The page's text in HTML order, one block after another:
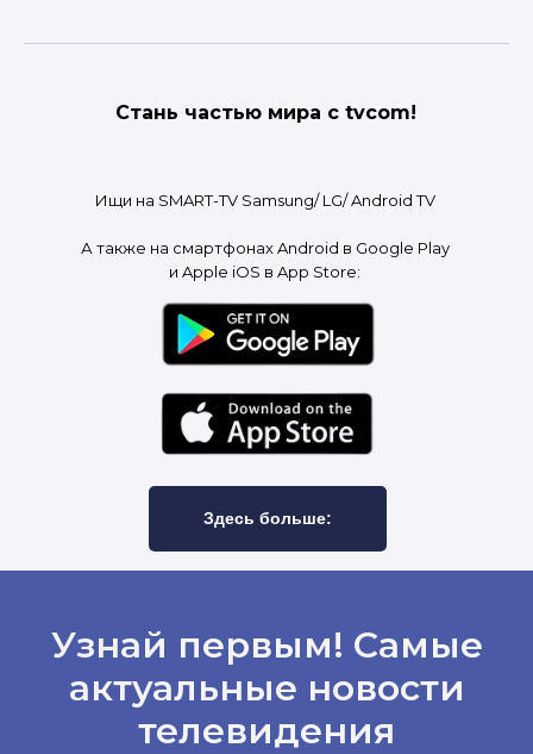
Стань частью мира с tvcom!
Ищи на SMART-TV Samsung/ LG/ Android TV
А также на смартфонах Android в Google Play
и Apple iOS в App Store:
Здесь больше:
Узнай первым! Самые
актуальные новости
телевидения